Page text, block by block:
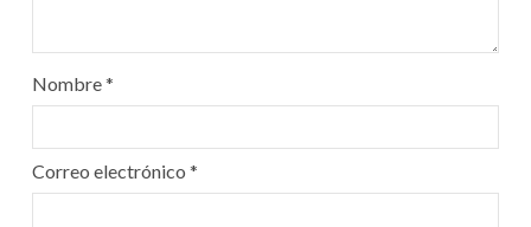
Nombre*
Correo electrónico *